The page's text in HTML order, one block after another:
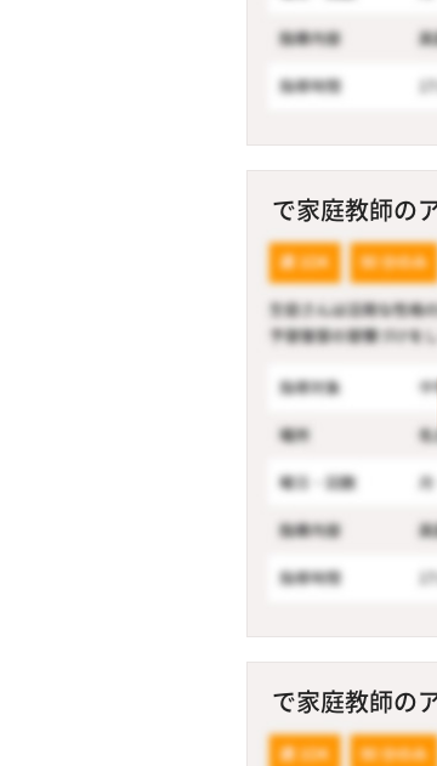
で家庭教師の
で家庭教師の